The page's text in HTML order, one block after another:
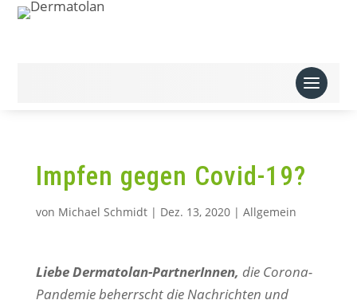
Impfen gegen Covid-19?
von Michael Schmidt| Dez. 13, 2020| Allgemein
Liebe Dermatolan-PartnerInnen, die Corona-
Pandemie beherrscht die Nachrichten und